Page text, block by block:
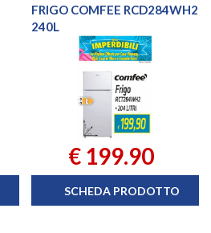
FRIGO COMFEE RCD284WH2
240L
€ 199.90
SCHEDA PRODOTTO